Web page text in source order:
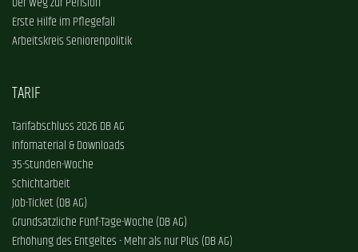
Erste Hilfe im Pflegefall
Arbeitskreis Seniorenpolitik
TARIF
Tarifabschluss 2026 DB AG
Infomaterial & Downloads
35-Stunden-Woche
Schichtarbeit
Job-Ticket (DB AG)
Grundsätzliche Fünf-Tage-Woche (DB AG)
Erhöhung des Entgeltes - Mehr als nur Plus (DB AG)